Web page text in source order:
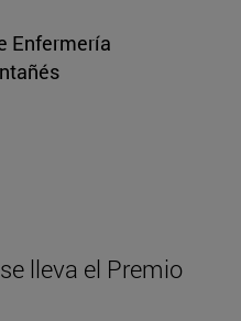
Enfermería
lleva el Premio